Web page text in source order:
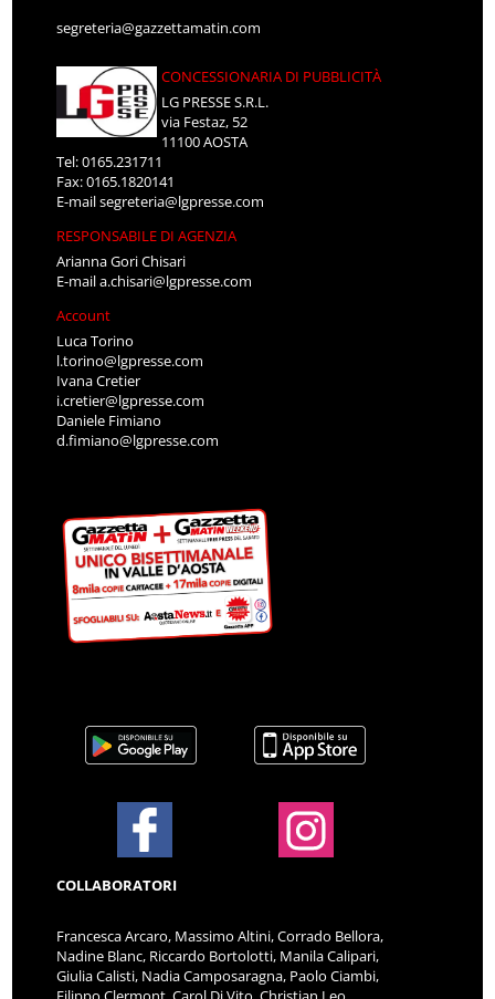
segreteria@gazzettamatin.com
CONCESSIONARIA DI PUBBLICITÀ
LG PRESSE S.R.L.
via Festaz, 52
11100 AOSTA
Tel: 0165.231711
Fax: 0165.1820141
E-mailsegreteria@lgpresse.com
RESPONSABILE DI AGENZIA
Arianna Gori Chisari
E-maila.chisari@lgpresse.com
Account
Luca Torino
l.torino@lgpresse.com
Ivana Cretier
i.cretier@lgpresse.com
Daniele Fimiano
d.fimiano@lgpresse.com
COLLABORATORI
Francesca Arcaro, Massimo Altini, Corrado Bellora,
Nadine Blanc, Riccardo Bortolotti, Manila Calipari,
Giulia Calisti, Nadia Camposaragna, Paolo Ciambi,